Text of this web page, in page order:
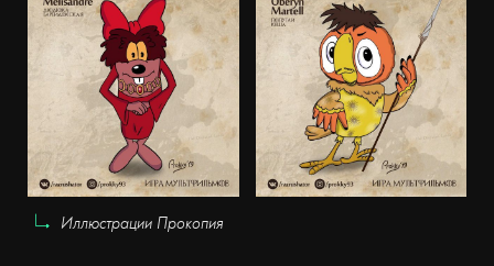
Иллюстрации Прокопия